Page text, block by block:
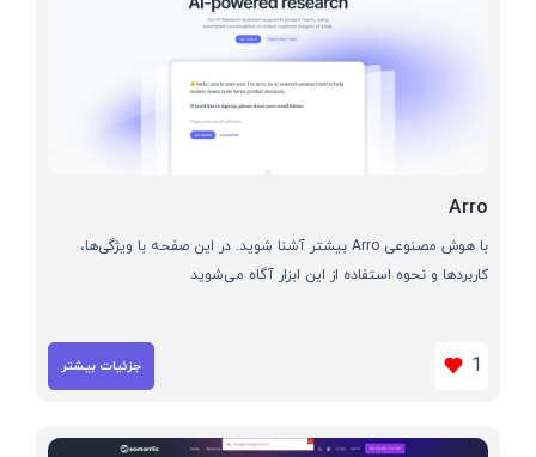
Arro
با هوش مصنوعی Arro بیشتر آشنا شوید. در این صفحه با ویژگی‌ها،
کاربردها و نحوه استفاده از این ابزار آگاه می‌شوید
1 جزئیات بیشتر